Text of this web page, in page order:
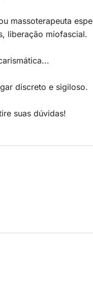
massoterapeuta
liberação miofascial.
discreto e sigiloso.
suas dúvidas!